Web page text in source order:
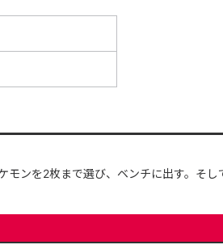
ンを2枚まで選び、ベンチに出す。そし